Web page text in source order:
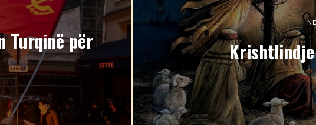
Turqinë për